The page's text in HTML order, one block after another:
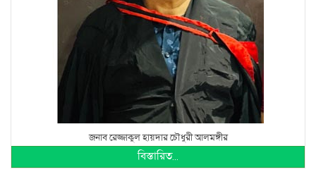
জনাব রেজ্জাকুল হায়দার চৌধুরী আলমঙ্গীর
বিস্তারিত...